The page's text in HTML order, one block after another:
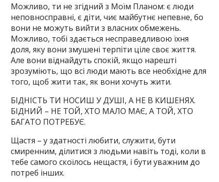
Можливо, ти не згідний з Моїм Планом: є люди
неповносправні, є діти, чиє майбутнє непевне, бо
вони не можуть вийти з власних обмежень.
Можливо, тобі здається несправедливою їхня
доля, яку вони змушені терпіти ціле своє життя.
Але вони віднайдуть спокій, якщо нарешті
зрозуміють, що всі люди мають все необхідне для
того, щоб жити так, як вони хочуть жити.
БІДНІСТЬ ТИ НОСИШ У ДУШІ, А НЕ В КИШЕНЯХ.
БІДНИЙ – НЕ ТОЙ, ХТО МАЛО МАЄ, А ТОЙ, ХТО
БАГАТО ПОТРЕБУЄ.
Щастя – у здатності любити, служити, бути
смиренним, ділитися з людьми навіть тоді, коли в
тебе самого скоїлось нещастя, і бути уважним до
потреб інших.